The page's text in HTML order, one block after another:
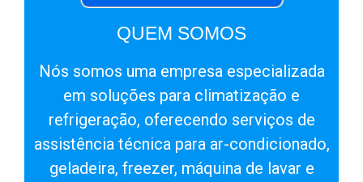
QUEM SOMOS
Nós somos uma empresa especializada
em soluções para climatização e
refrigeração, oferecendo serviços de
assistência técnica para ar-condicionado,
geladeira, freezer, máquina de lavar e